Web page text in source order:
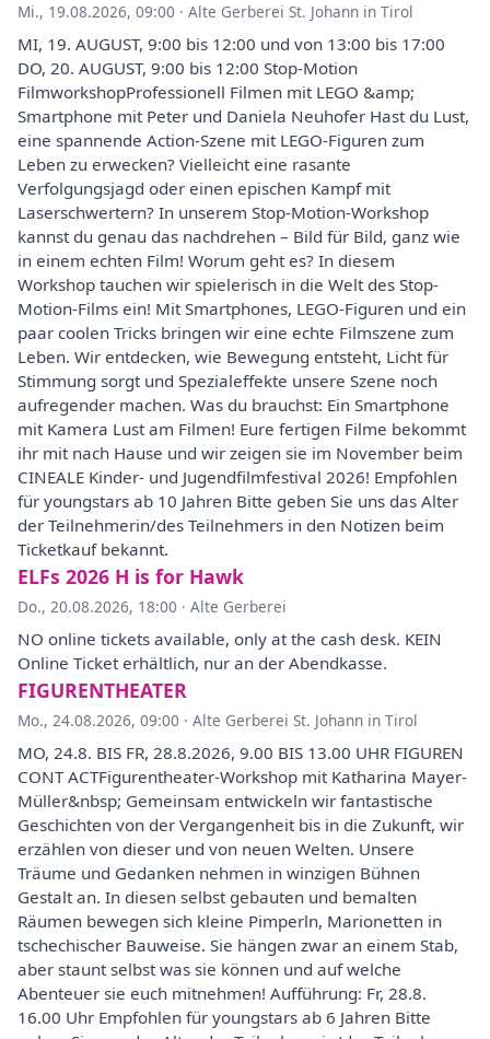
Mi., 19.08.2026, 09:00 · Alte Gerberei St. Johann in Tirol
MI, 19. AUGUST, 9:00 bis 12:00 und von 13:00 bis 17:00
DO, 20. AUGUST, 9:00 bis 12:00 Stop-Motion
FilmworkshopProfessionell Filmen mit LEGO &amp;
Smartphone mit Peter und Daniela Neuhofer Hast du Lust,
eine spannende Action-Szene mit LEGO-Figuren zum
Leben zu erwecken? Vielleicht eine rasante
Verfolgungsjagd oder einen epischen Kampf mit
Laserschwertern? In unserem Stop-Motion-Workshop
kannst du genau das nachdrehen – Bild für Bild, ganz wie
in einem echten Film! Worum geht es? In diesem
Workshop tauchen wir spielerisch in die Welt des Stop-
Motion-Films ein! Mit Smartphones, LEGO-Figuren und ein
paar coolen Tricks bringen wir eine echte Filmszene zum
Leben. Wir entdecken, wie Bewegung entsteht, Licht für
Stimmung sorgt und Spezialeffekte unsere Szene noch
aufregender machen. Was du brauchst: Ein Smartphone
mit Kamera Lust am Filmen! Eure fertigen Filme bekommt
ihr mit nach Hause und wir zeigen sie im November beim
CINEALE Kinder- und Jugendfilmfestival 2026! Empfohlen
für youngstars ab 10 Jahren Bitte geben Sie uns das Alter
der Teilnehmerin/des Teilnehmers in den Notizen beim
Ticketkauf bekannt.
ELFs 2026 H is for Hawk
Do., 20.08.2026, 18:00 · Alte Gerberei
NO online tickets available, only at the cash desk. KEIN
Online Ticket erhältlich, nur an der Abendkasse.
FIGURENTHEATER
Mo., 24.08.2026, 09:00 · Alte Gerberei St. Johann in Tirol
MO, 24.8. BIS FR, 28.8.2026, 9.00 BIS 13.00 UHR FIGUREN
CONT ACTFigurentheater-Workshop mit Katharina Mayer-
Müller&nbsp; Gemeinsam entwickeln wir fantastische
Geschichten von der Vergangenheit bis in die Zukunft, wir
erzählen von dieser und von neuen Welten. Unsere
Träume und Gedanken nehmen in winzigen Bühnen
Gestalt an. In diesen selbst gebauten und bemalten
Räumen bewegen sich kleine Pimperln, Marionetten in
tschechischer Bauweise. Sie hängen zwar an einem Stab,
aber staunt selbst was sie können und auf welche
Abenteuer sie euch mitnehmen! Aufführung: Fr, 28.8.
16.00 Uhr Empfohlen für youngstars ab 6 Jahren Bitte